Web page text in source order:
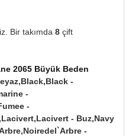
Bir takımda 8 çift
2065 Büyük Beden
-
-
-
- Buz,Navy
-